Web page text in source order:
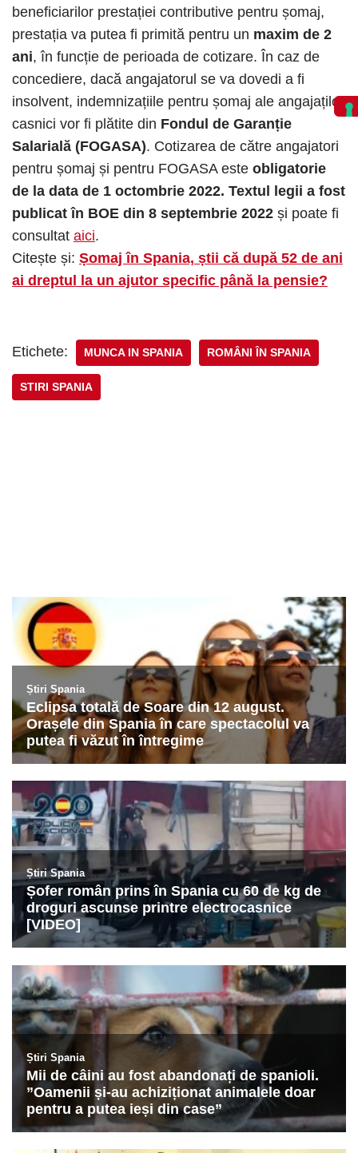
beneficiarilor prestației contributive pentru șomaj,
prestația va putea fi primită pentru un maxim de 2
ani, în funcție de perioada de cotizare. În caz de
concediere, dacă angajatorul se va dovedi a fi
insolvent, indemnizațiile pentru șomaj ale angajaților
casnici vor fi plătite din Fondul de Garanție
Salarială (FOGASA). Cotizarea de către angajatori
pentru șomaj și pentru FOGASA este obligatorie
de la data de 1 octombrie 2022. Textul legii a fost
publicat în BOE din 8 septembrie 2022 și poate fi
consultat aici.
Citește și: Șomaj în Spania, știi că după 52 de ani
ai dreptul la un ajutor specific până la pensie?
Etichete: MUNCA IN SPANIA ROMÂNI ÎN SPANIA
STIRI SPANIA